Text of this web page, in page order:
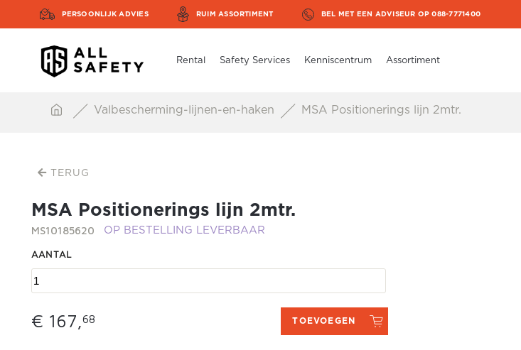
PERSOONLIJK ADVIES RUIM ASSORTIMENT BEL MET EEN ADVISEUR OP 088-7771400
Rental Safety Services Kenniscentrum Assortiment
Valbescherming-lijnen-en-haken MSA Positionerings lijn 2mtr.
TERUG
MSA Positionerings lijn 2mtr.
MS10185620 OP BESTELLING LEVERBAAR
AANTAL
€ 167,68 TOEVOEGEN